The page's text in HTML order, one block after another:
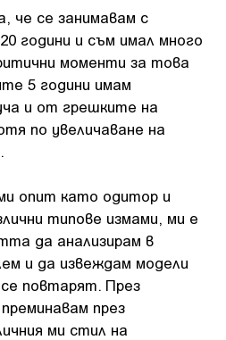
че се занимавам с
години и съм имал много
моменти за това
5 години имам
и от грешките на
по увеличаване на
опит като одитор и
типове измами, ми е
да анализирам в
и да извеждам модели
повтарят. През
през
ми стил на